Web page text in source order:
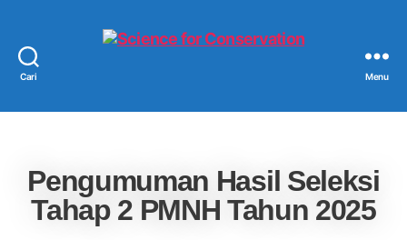
Cari Menu
Pengumuman Hasil Seleksi
Tahap 2 PMNH Tahun 2025